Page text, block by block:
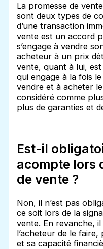
La promesse de
sont deux types de
d’une transaction
vente est un accord
s’engage à vendre
acheteur à un prix
vente, quant à lui,
qui engage à la fois
vendre et à acheter
considéré comme
plus de garanties et
Est-il
acompte lors
de vente ?
Non, il n’est pas
ce soit lors de la
vente. En revanche,
l’acheteur de le
et sa capacité